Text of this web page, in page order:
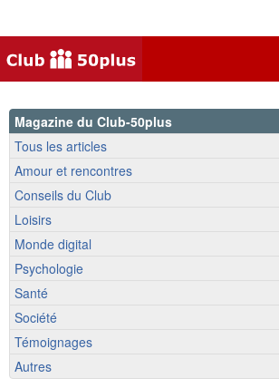
Magazine du Club-50plus
Tous les articles
Amour et rencontres
Conseils du Club
Loisirs
Monde digital
Psychologie
Santé
Société
Témoignages
Autres